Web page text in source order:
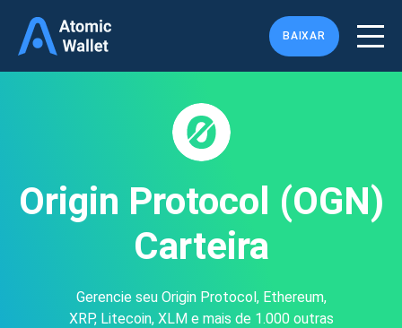
BAIXAR
Origin Protocol (OGN)
Carteira
Gerencie seu Origin Protocol, Ethereum,
XRP, Litecoin, XLM e mais de 1.000 outras